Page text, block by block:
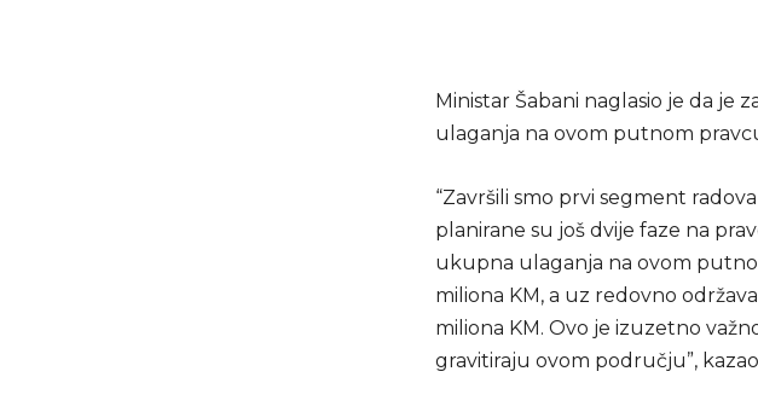
Ministar Šabani naglasio je da
ulaganja na ovom putnom
“Završili smo prvi segment
planirane su još dvije faze na
ukupna ulaganja na ovom
miliona KM, a uz redovno
miliona KM. Ovo je izuzetno
gravitiraju ovom području”,